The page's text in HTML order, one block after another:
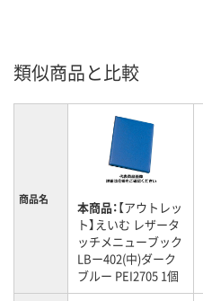
類似商品と比較
商品名 本商品：【アウトレッ
ト】えいむ レザータ
ッチメニューブック
LBー402(中)ダーク
ブルー PEI2705 1個